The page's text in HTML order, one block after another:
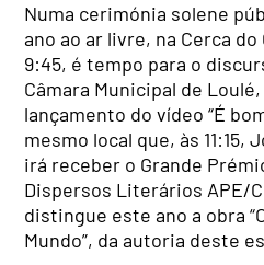
Numa cerimónia solene
ano ao ar livre, na Cerca
9:45, é tempo para o
Câmara Municipal de
lançamento do vídeo “É
mesmo local que, às 11:15,
irá receber o Grande
Dispersos Literários APE/
distingue este ano a obra
Mundo”, da autoria deste